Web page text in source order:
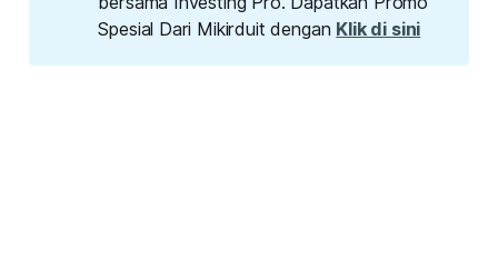
Spesial Dari Mikirduit dengan Klik di sini